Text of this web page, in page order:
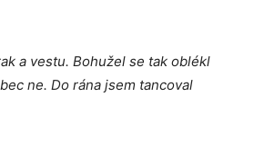
a vestu. Bohužel se tak oblékl
ne. Do rána jsem tancoval